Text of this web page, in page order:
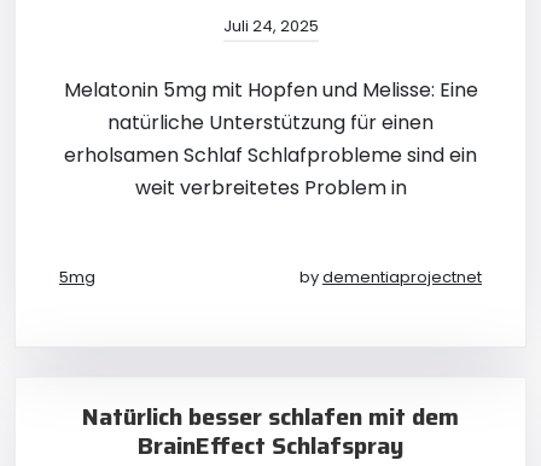
Juli 24, 2025
Melatonin 5mg mit Hopfen und Melisse: Eine
natürliche Unterstützung für einen
erholsamen Schlaf Schlafprobleme sind ein
weit verbreitetes Problem in
5mg bydementiaprojectnet
Natürlich besser schlafen mit dem
BrainEffect Schlafspray